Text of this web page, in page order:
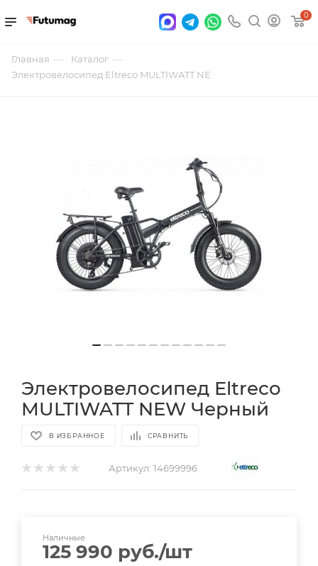
0
Главная — Каталог —
Электровелосипед Eltreco MULTIWATT NE
Электровелосипед Eltreco
MULTIWATT NEW Черный
В ИЗБРАННОЕ СРАВНИТЬ
Артикул: 14699996
Наличные
125 990 руб./шт